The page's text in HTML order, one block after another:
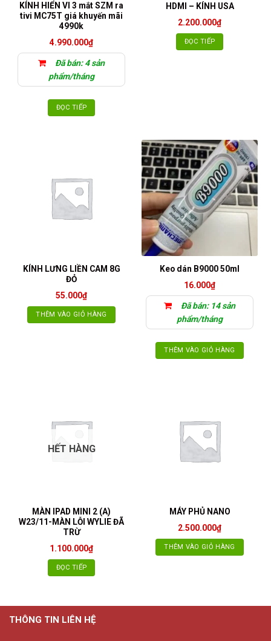
KÍNH HIỂN VI 3 mắt SZM ra
tivi MC75T giá khuyến mãi
4990k
4.990.000₫
Đã bán: 4 sản
phẩm/tháng
ĐỌC TIẾP
HDMI – KÍNH USA
2.200.000₫
ĐỌC TIẾP
KÍNH LƯNG LIỀN CAM 8G
ĐỎ
55.000₫
THÊM VÀO GIỎ HÀNG
Keo dán B9000 50ml
16.000₫
Đã bán: 14 sản
phẩm/tháng
THÊM VÀO GIỎ HÀNG
HẾT HÀNG
MÀN IPAD MINI 2 (A)
W23/11-MÀN LỖI WYLIE ĐÃ
TRỪ
1.100.000₫
ĐỌC TIẾP
MÁY PHỦ NANO
2.500.000₫
THÊM VÀO GIỎ HÀNG
THÔNG TIN LIÊN HỆ